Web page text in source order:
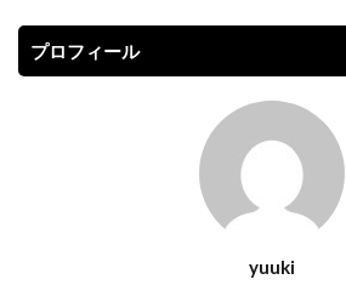
プロフィール
yuuki